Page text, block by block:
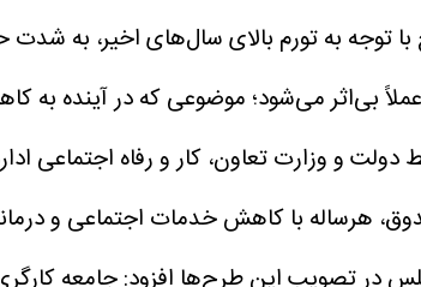
توجه به تورم بالای سال‌های اخیر، به
بی‌اثر می‌شود؛ موضوعی که در آینده به
و وزارت تعاون، کار و رفاه اجتماعی
هرساله با کاهش خدمات اجتماعی و